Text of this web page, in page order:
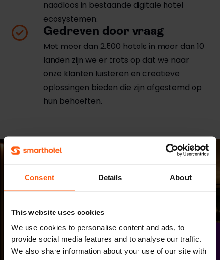
Consent Details About
This website uses cookies
We use cookies to personalise content and ads, to
provide social media features and to analyse our traffic.
We also share information about your use of our site with
naadloos in bestaande digitale hotel
ecosystemen.
Gedreven door vraag
Met meer dan 2.500 hotels in meer dan 10
landen zijn we er trots op dat we naar
onze klanten luisteren en creatieve
oplossingen bieden die zijn afgestemd op
hun behoeften.